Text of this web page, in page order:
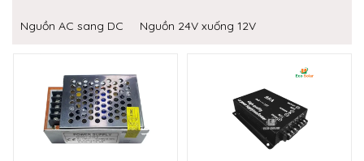
Nguồn AC sang DC Nguồn 24V xuống 12V